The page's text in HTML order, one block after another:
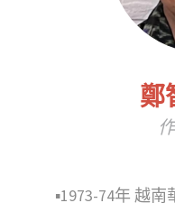
鄭
▪︎1973-74年 越